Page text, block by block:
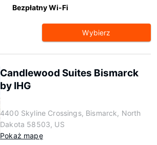
Bezpłatny Wi-Fi
Wybierz
Candlewood Suites Bismarck
by IHG
4400 Skyline Crossings, Bismarck, North
Dakota 58503, US
Pokaż mapę